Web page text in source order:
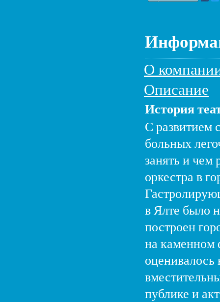
О
Описание
История
С развитием
больных
занять и чем
оркестра в
в Ялте было
построен
на каменном
оценивалось
публике и